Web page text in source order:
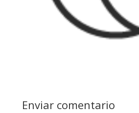
Enviar comentario